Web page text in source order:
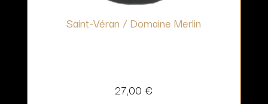
Saint-Véran / Domaine Merlin
27,00 €